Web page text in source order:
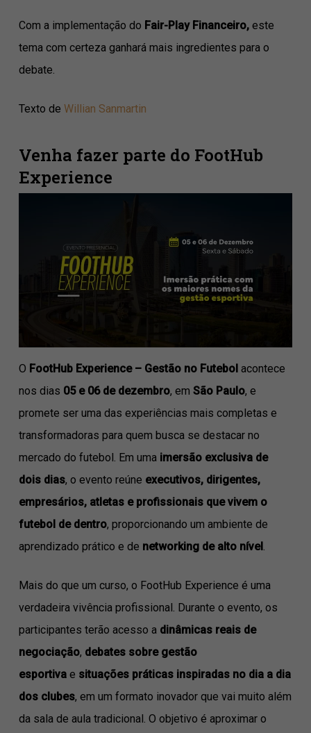
Com a implementação do Fair-Play Financeiro,este
tema com certeza ganhará mais ingredientes para o
debate.
Texto de Willian Sanmartin
Venha fazer parte do FootHub
Experience
O FootHub Experience – Gestão no Futebol acontece
nos dias 05 e 06 de dezembro, em São Paulo, e
promete ser uma das experiências mais completas e
transformadoras para quem busca se destacar no
mercado do futebol. Em uma imersão exclusiva de
dois dias, o evento reúne executivos, dirigentes,
empresários, atletas e profissionais que vivem o
futebol de dentro, proporcionando um ambiente de
aprendizado prático e de networking de alto nível .
Mais do que um curso, o FootHub Experience é uma
verdadeira vivência profissional. Durante o evento, os
participantes terão acesso a dinâmicas reais de
negociação, debates sobre gestão
esportivae situações práticas inspiradas no dia a dia
dos clubes, em um formato inovador que vai muito além
da sala de aula tradicional. O objetivo é aproximar o